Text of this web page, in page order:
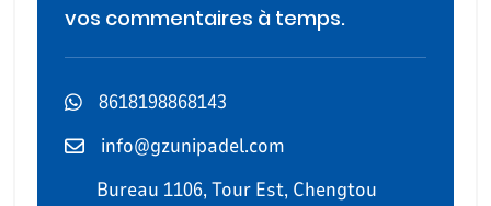
vos commentaires à temps.
8618198868143
info@gzunipadel.com
Bureau 1106, Tour Est, Chengtou